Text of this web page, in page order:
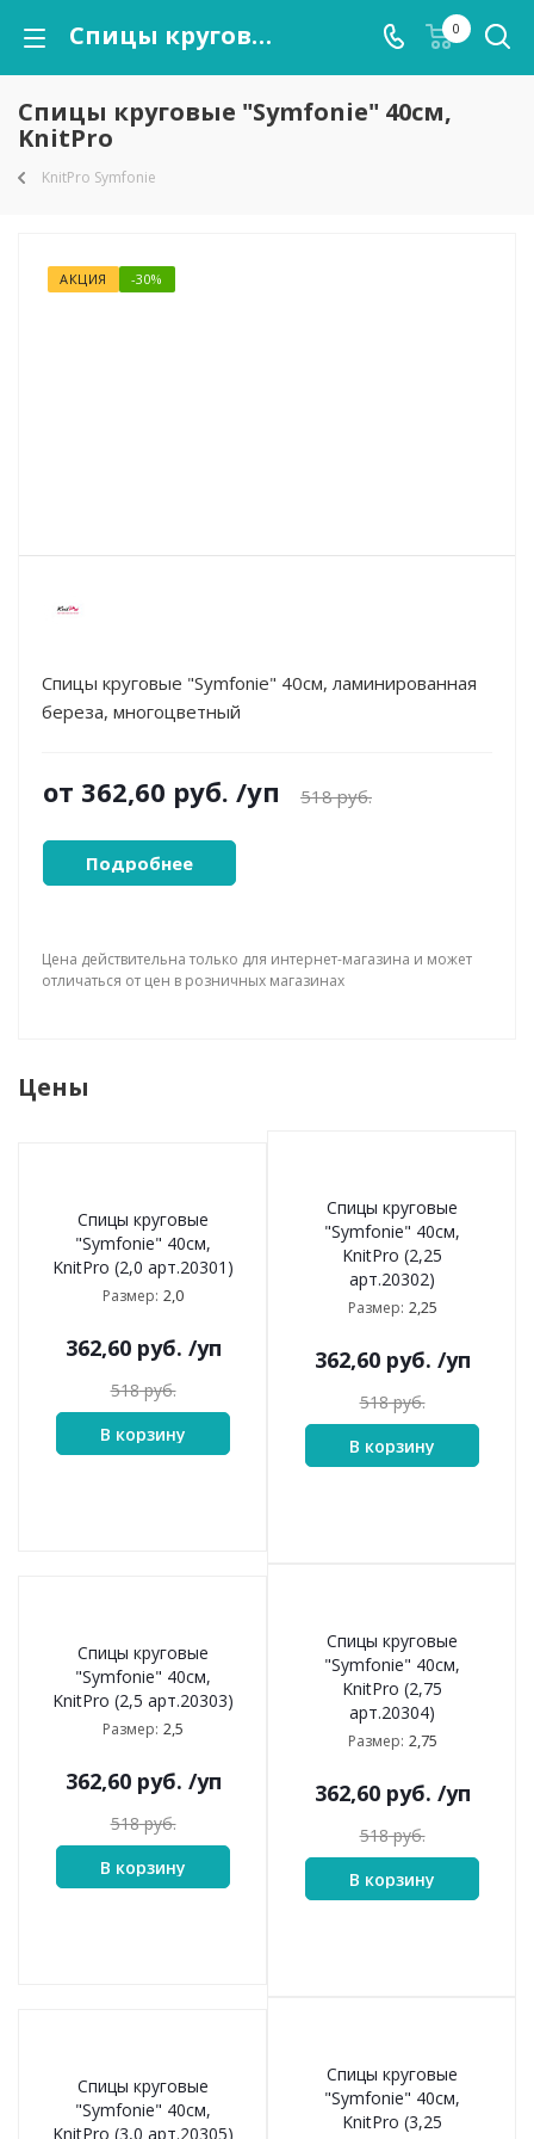
Спицы круговые "Symfonie" 40см, KnitPro 0
Спицы круговые "Symfonie" 40см,
KnitPro
KnitPro Symfonie
АКЦИЯ -30%
Спицы круговые "Symfonie" 40см, ламинированная
береза, многоцветный
от 362,60 руб. /уп 518 руб.
Подробнее
Цена действительна только для интернет-магазина и может
отличаться от цен в розничных магазинах
Цены
Спицы круговые
"Symfonie" 40см,
KnitPro (2,0 арт.20301)
Размер: 2,0
362,60руб. /уп
518руб.
В корзину
Спицы круговые
"Symfonie" 40см,
KnitPro (2,25
арт.20302)
Размер: 2,25
362,60руб. /уп
518руб.
В корзину
Спицы круговые
"Symfonie" 40см,
KnitPro (2,5 арт.20303)
Размер: 2,5
362,60руб. /уп
518руб.
В корзину
Спицы круговые
"Symfonie" 40см,
KnitPro (2,75
арт.20304)
Размер: 2,75
362,60руб. /уп
518руб.
В корзину
Спицы круговые
"Symfonie" 40см,
KnitPro (3,0 арт.20305)
Спицы круговые
"Symfonie" 40см,
KnitPro (3,25